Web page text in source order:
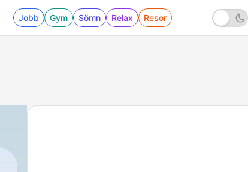
Jobb Gym Sömn Relax Resor